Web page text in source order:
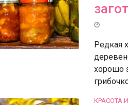
Редкая
хорошо
КРАСОТА